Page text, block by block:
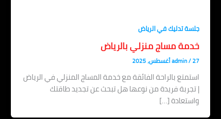
تدليك في الرياض
مساج منزلي بالرياض
admin
بالراحة الفائقة مع خدمة المساج المنزلي في الرياض
فريدة من نوعها هل تبحث عن تجديد طاقتك
[…]